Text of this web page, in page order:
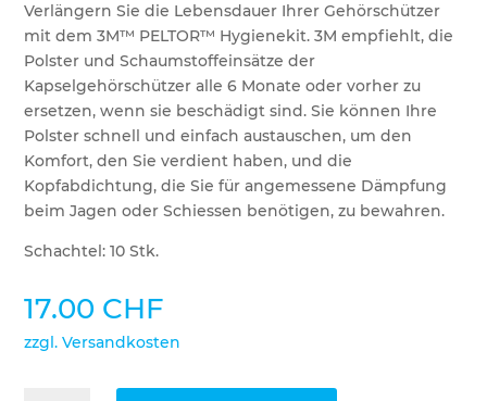
Verlängern Sie die Lebensdauer Ihrer Gehörschützer
mit dem 3M™ PELTOR™ Hygienekit. 3M empfiehlt, die
Polster und Schaumstoffeinsätze der
Kapselgehörschützer alle 6 Monate oder vorher zu
ersetzen, wenn sie beschädigt sind. Sie können Ihre
Polster schnell und einfach austauschen, um den
Komfort, den Sie verdient haben, und die
Kopfabdichtung, die Sie für angemessene Dämpfung
beim Jagen oder Schiessen benötigen, zu bewahren.
Schachtel: 10 Stk.
17.00 CHF
zzgl. Versandkosten